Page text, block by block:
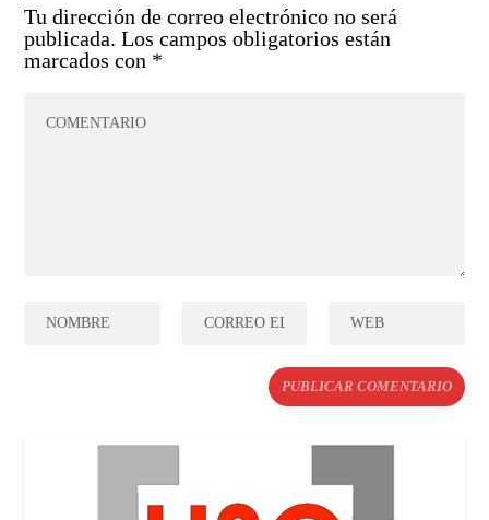
Tu dirección de correo electrónico no será
publicada. Los campos obligatorios están
marcados con *